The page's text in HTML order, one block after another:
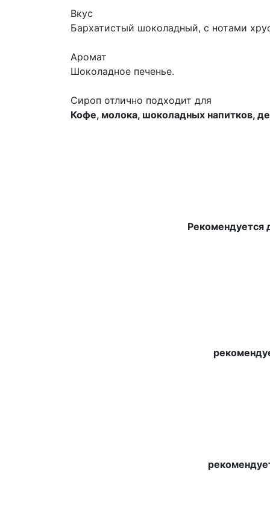
Вкус
Бархатистый шоколадный, с нотами
Аромат
Шоколадное печенье.
Сироп отлично подходит для
Кофе, молока, шоколадных напитков,
Рекомендуется